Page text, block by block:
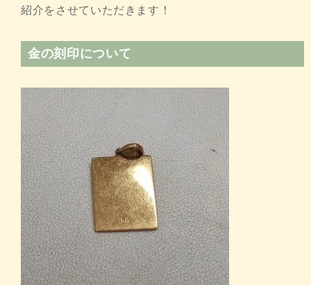
紹介をさせていただきます！
金の刻印について